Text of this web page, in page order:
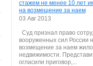
стажем не менее 10 лет
на возмещение за наем
03 Авг 2013
Суд признал право
вооруженных сил России
возмещение за наем
недвижимости.
огласили приговор,...